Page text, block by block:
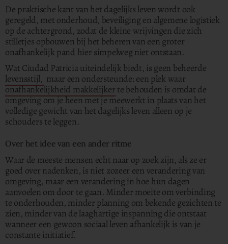
De praktische kant van het dagelijks leven wordt ook
geregeld, met onderhoud, beveiliging en algemene logistiek
op de achtergrond, zodat de kleine wrijvingen die zich
stilletjes opbouwen bij het beheren van een groter
onafhankelijk pand hier simpelweg niet ontstaan.
Wat Ciudad Patricia uiteindelijk biedt, is geen beheerde
levensstijl, maar een ondersteunde: een plek waar
onafhankelijkheid makkelijker te behouden is omdat de
omgeving om je heen met je meewerkt in plaats van het
volledige gewicht van het dagelijks leven alleen op je
schouders te leggen.
Over het idee van een ander ritme
Waar de meeste mensen echt naar op zoek zijn, als ze er
goed over nadenken, is niet zozeer een verandering van
omgeving, maar een verandering in hoe hun dagen
aanvoelen om door te gaan. Minder moeite om verbinding
te onderhouden, minder planning om bekende gezichten te
zien, minder van de laaghartige inspanning die ontstaat
wanneer een gewoon sociaal leven afhankelijk is van je
constante initiatief.